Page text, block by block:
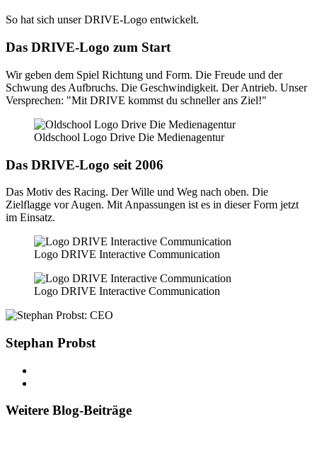
So hat sich unser DRIVE-Logo entwickelt.
Das DRIVE-Logo zum Start
Wir geben dem Spiel Richtung und Form. Die Freude und der
Schwung des Aufbruchs. Die Geschwindigkeit. Der Antrieb. Unser
Versprechen: "Mit DRIVE kommst du schneller ans Ziel!"
Oldschool Logo Drive Die Medienagentur
Das DRIVE-Logo seit 2006
Das Motiv des Racing. Der Wille und Weg nach oben. Die
Zielflagge vor Augen. Mit Anpassungen ist es in dieser Form jetzt
im Einsatz.
Logo DRIVE Interactive Communication
Logo DRIVE Interactive Communication
Stephan Probst
Weitere Blog-Beiträge